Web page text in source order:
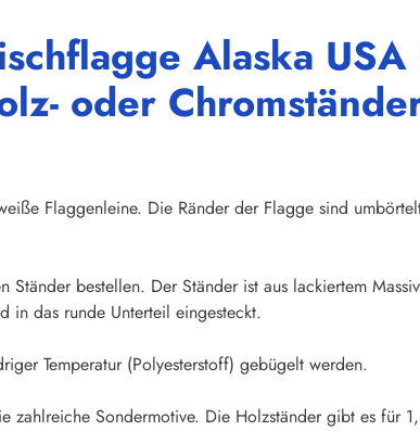
Alaska USA
oder
Flaggenleine. Die Ränder der Flagge sind
Ständer bestellen. Der Ständer ist aus lackiertem
in das runde Unterteil eingesteckt.
Temperatur (Polyesterstoff) gebügelt werden.
zahlreiche Sondermotive. Die Holzständer gibt es für